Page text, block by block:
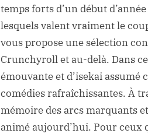
temps forts d’un début
lesquels valent vraiment le
vous propose une sélection
Crunchyroll et au-delà. Dans
émouvante et d’isekai assumé
comédies rafraîchissantes. À
mémoire des arcs marquants
animé aujourd’hui. Pour